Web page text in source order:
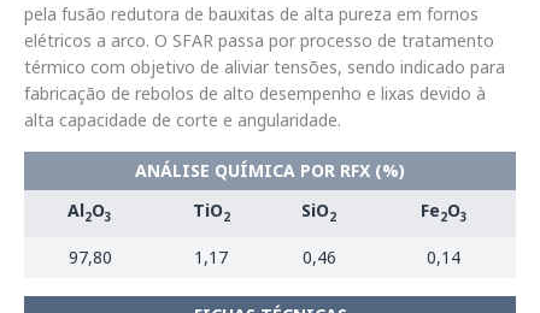
pela fusão redutora de bauxitas de alta pureza em fornos
elétricos a arco. O SFAR passa por processo de tratamento
térmico com objetivo de aliviar tensões, sendo indicado para
fabricação de rebolos de alto desempenho e lixas devido à
alta capacidade de corte e angularidade.
ANÁLISE QUÍMICA POR RFX (%)
Al2O3 TiO2 SiO2 Fe2O3
97,80 1,17 0,46 0,14